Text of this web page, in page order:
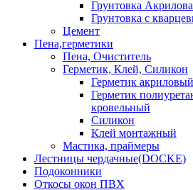
Грунтовка
Грунтовка с
Цемент
Пена,герметики
Пена, Очиститель
Герметик, Клей, Силикон
Герметик акриловый
Герметик
кровельный
Силикон
Клей монтажный
Мастика, праймеры
Лестницы чердачные(DOCKE)
Подоконники
Откосы окон ПВХ